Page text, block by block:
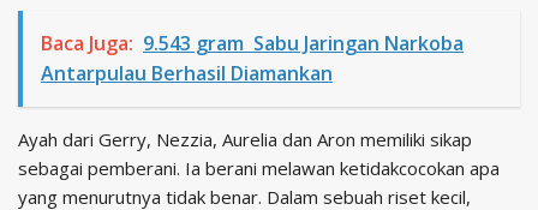
Baca Juga: 9.543 gram Sabu Jaringan Narkoba
Antarpulau Berhasil Diamankan
Ayah dari Gerry, Nezzia, Aurelia dan Aron memiliki sikap
sebagai pemberani. Ia berani melawan ketidakcocokan apa
yang menurutnya tidak benar. Dalam sebuah riset kecil,